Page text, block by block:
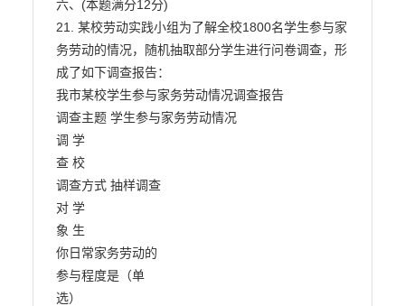
六、(本题满分12分)
21. 某校劳动实践小组为了解全校1800名学生参与家
务劳动的情况，随机抽取部分学生进行问卷调查，形
成了如下调查报告：
我市某校学生参与家务劳动情况调查报告
调查主题 学生参与家务劳动情况
调 学
查 校
调查方式 抽样调查
对 学
象 生
你日常家务劳动的
参与程度是（单
选）